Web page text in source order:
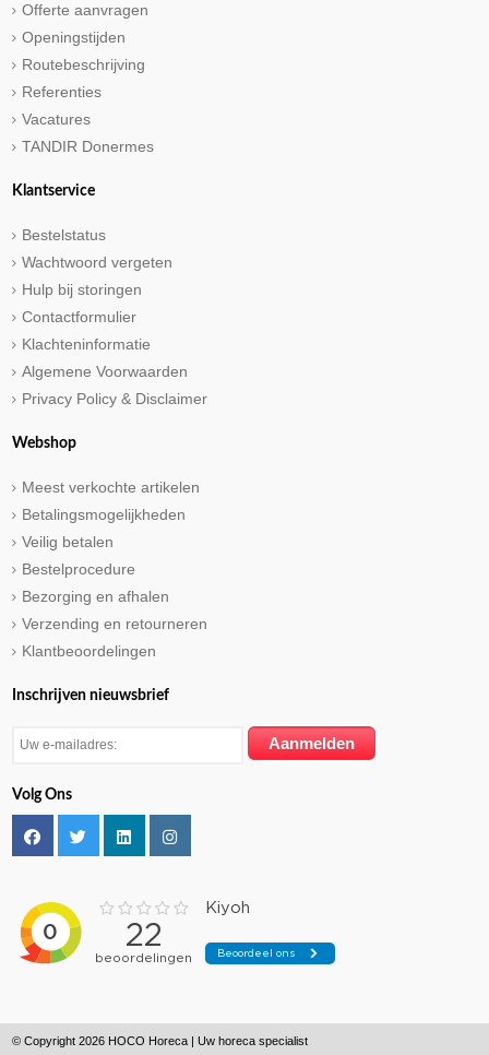
Offerte aanvragen
Openingstijden
Routebeschrijving
Referenties
Vacatures
TANDIR Donermes
Klantservice
Bestelstatus
Wachtwoord vergeten
Hulp bij storingen
Contactformulier
Klachteninformatie
Algemene Voorwaarden
Privacy Policy & Disclaimer
Webshop
Meest verkochte artikelen
Betalingsmogelijkheden
Veilig betalen
Bestelprocedure
Bezorging en afhalen
Verzending en retourneren
Klantbeoordelingen
Inschrijven nieuwsbrief
Volg Ons
© Copyright 2026 HOCO Horeca | Uw horeca specialist